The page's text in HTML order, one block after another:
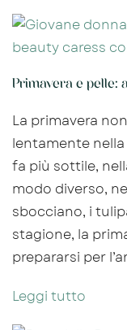
Primavera e pelle:
La primavera
lentamente nella
fa più sottile,
modo diverso,
sbocciano, i
stagione, la
prepararsi per
Leggi tutto